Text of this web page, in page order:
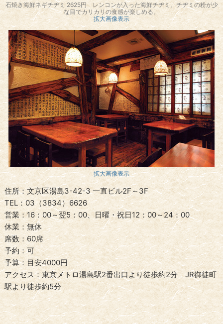
石焼き海鮮ネギチヂミ 2625円 レンコンが入った海鮮チヂミ。チヂミの粉が少
な目でカリカリの食感が楽しめる。
拡大画像表示
拡大画像表示
住所：文京区湯島3-42-3 一直ビル2F～3F
TEL：03（3834）6626
営業：16：00～翌5：00、日曜・祝日12：00～24：00
休業：無休
席数：60席
予約：可
予算：目安4000円
アクセス：東京メトロ湯島駅2番出口より徒歩約2分 JR御徒町
駅より徒歩約5分